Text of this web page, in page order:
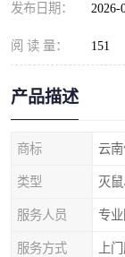
发布日期： 2026-
阅 读 量： 151
产品描述
商标 云
类型 灭
服务人员 专业
服务方式 上